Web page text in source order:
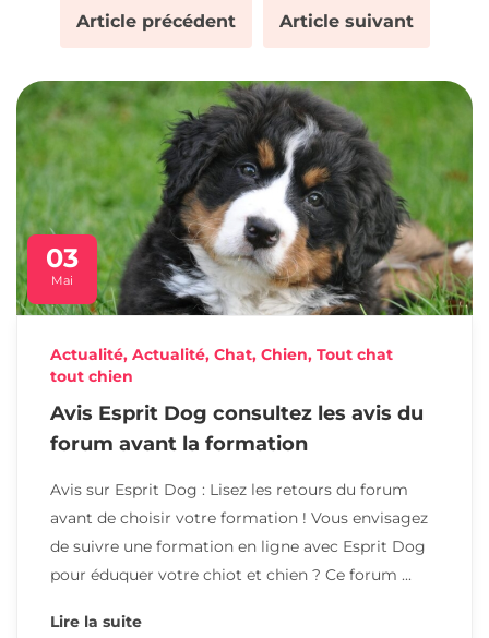
Article précédent Article suivant
03
Mai
Actualité, Actualité, Chat, Chien, Tout chat
tout chien
Avis Esprit Dog consultez les avis du
forum avant la formation
Avis sur Esprit Dog : Lisez les retours du forum
avant de choisir votre formation ! Vous envisagez
de suivre une formation en ligne avec Esprit Dog
pour éduquer votre chiot et chien ? Ce forum ...
Lire la suite